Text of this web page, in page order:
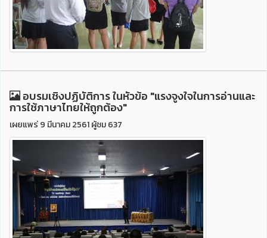
อบรมเชิงปฏิบัติการ ในหัวข้อ "แรงจูงใจในการอ่านและ
การใช้ภาษาไทยให้ถูกต้อง"
เผยแพร่ 9 มีนาคม 2561 ผู้ชม 637